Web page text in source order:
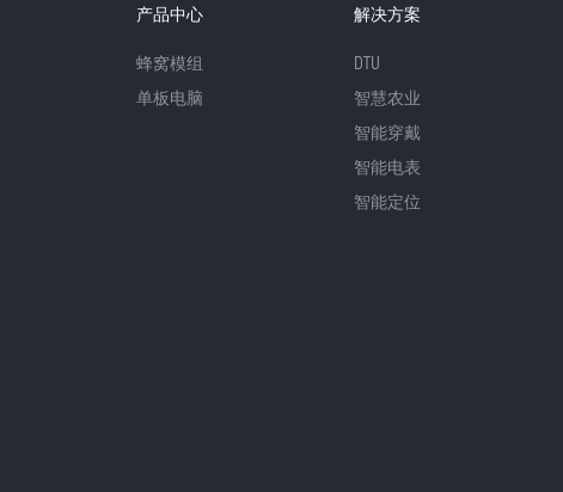
产品中心
蜂窝模组
单板电脑
解决方案
DTU
智慧农业
智能穿戴
智能电表
智能定位